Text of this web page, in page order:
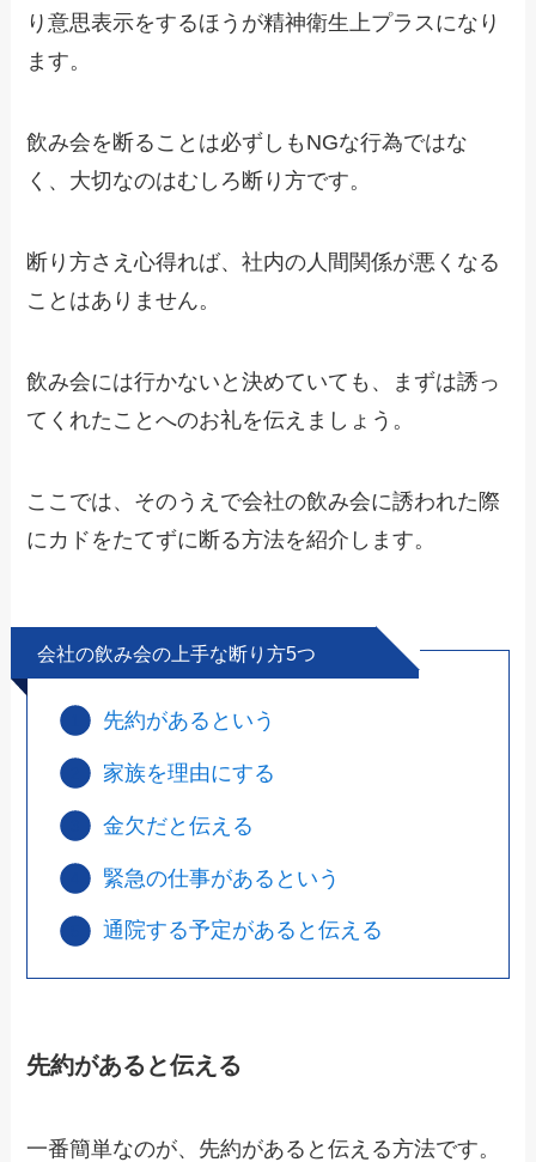
り意思表示をするほうが精神衛生上プラスになり
ます。
飲み会を断ることは必ずしもNGな行為ではな
く、 大切なのはむしろ断り方です。
断り方さえ心得れば、社内の人間関係が悪くなる
ことはありません。
飲み会には行かないと決めていても、まずは誘っ
てくれたことへのお礼を伝えましょう。
ここでは、そのうえで会社の飲み会に誘われた際
に カドをたてずに断る方法を紹介します。
会社の飲み会の上手な断り方5つ
先約があるという
家族を理由にする
金欠だと伝える
緊急の仕事があるという
通院する予定があると伝える
先約があると伝える
一番簡単なのが、 先約がある と伝える方法です。